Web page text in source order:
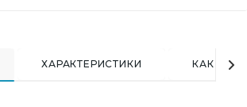
ХАРАКТЕРИСТИКИ КАК